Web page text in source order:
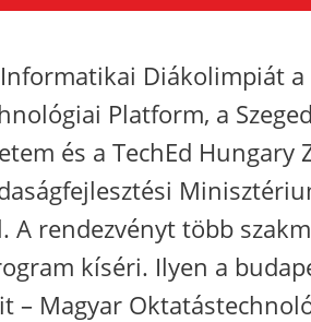
Diákolimpiát a
Platform, a
és a TechEd Hungary
A rendezvényt több
kíséri. Ilyen a
– Magyar